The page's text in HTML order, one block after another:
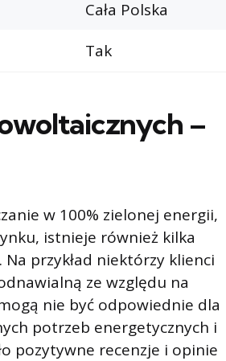
Cała Polska
Tak
–
w 100% zielonej energii,
istnieje również kilka
przykład niektórzy klienci
ze względu na
nie być odpowiednie dla
potrzeb energetycznych i
pozytywne recenzje i opinie